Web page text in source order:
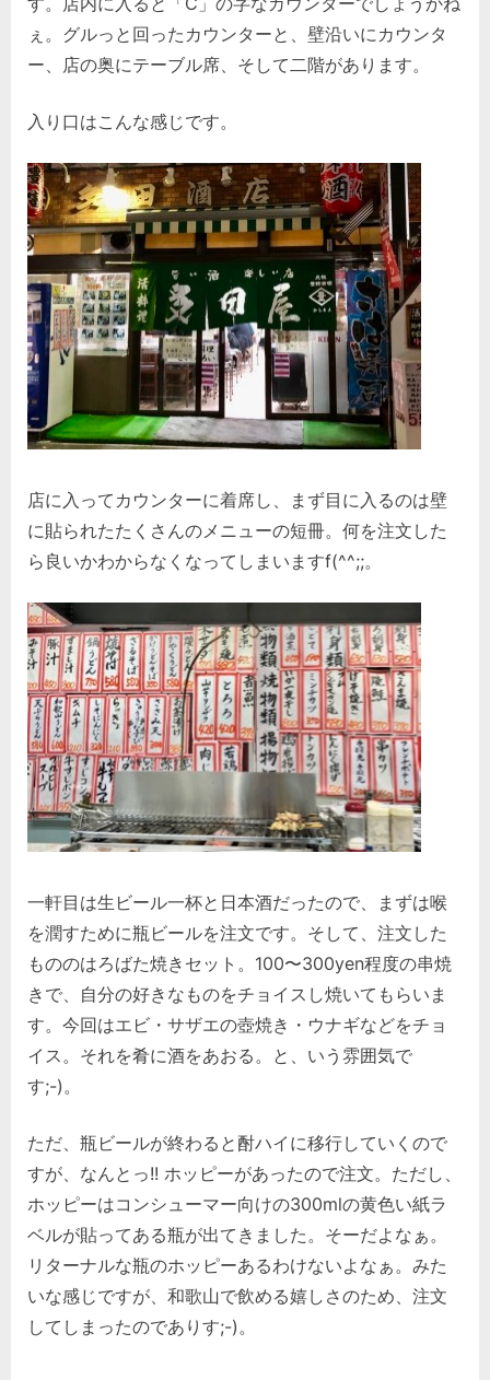
ぇ。グルっと回ったカウンターと、壁沿いにカウンタ
ー、店の奥にテーブル席、そして二階があります。
入り口はこんな感じです。
店に入ってカウンターに着席し、まず目に入るのは壁
に貼られたたくさんのメニューの短冊。何を注文した
ら良いかわからなくなってしまいますf(^^;;。
一軒目は生ビール一杯と日本酒だったので、まずは喉
を潤すために瓶ビールを注文です。そして、注文した
もののはろばた焼きセット。100〜300yen程度の串焼
きで、自分の好きなものをチョイスし焼いてもらいま
す。今回はエビ・サザエの壺焼き・ウナギなどをチョ
イス。それを肴に酒をあおる。と、いう雰囲気で
す;-)。
ただ、瓶ビールが終わると酎ハイに移行していくので
すが、なんとっ!! ホッピーがあったので注文。ただし、
ホッピーはコンシューマー向けの300mlの黄色い紙ラ
ベルが貼ってある瓶が出てきました。そーだよなぁ。
リターナルな瓶のホッピーあるわけないよなぁ。みた
いな感じですが、和歌山で飲める嬉しさのため、注文
してしまったのでありす;-)。